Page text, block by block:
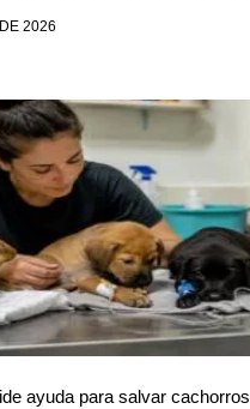
2026
ayuda para salvar cachorros